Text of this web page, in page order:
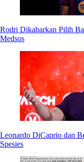
Rodri Dikabarkan Pilih
Medsos
Leonardo DiCaprio dan
Spesies